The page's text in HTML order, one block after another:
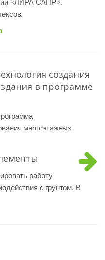
создания
в программе
многоэтажных
работу
с грунтом. В